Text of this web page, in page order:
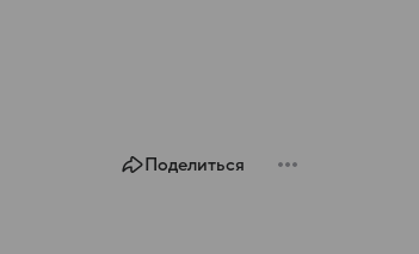
Поделиться